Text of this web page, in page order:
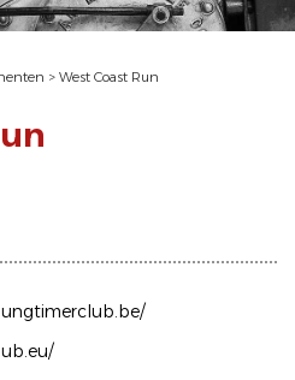
> West Coast Run